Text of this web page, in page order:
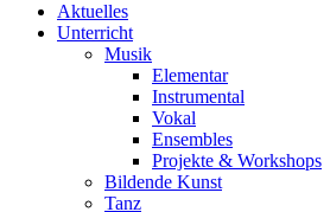
Aktuelles
Unterricht
Musik
Elementar
Instrumental
Vokal
Ensembles
Projekte & Workshops
Bildende Kunst
Tanz